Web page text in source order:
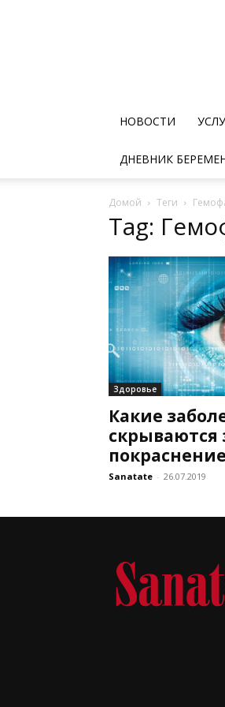
НОВОСТИ
ДНЕВНИК
Домой Теги
Tag:
Здоровье
Какие
скрываются
Sanatate - 26.07.2019